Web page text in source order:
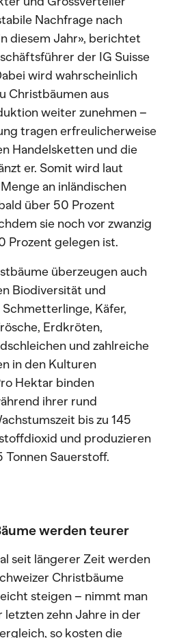
Nachfrage nach
diesem Jahr», berichtet
der IG Suisse
wird wahrscheinlich
Christbäumen aus
weiter zunehmen –
tragen erfreulicherweise
Handelsketten und die
er. Somit wird laut
an inländischen
über 50 Prozent
sie noch vor zwanzig
Prozent gelegen ist.
überzeugen auch
Biodiversität und
Käfer,
Erdkröten,
und zahlreiche
in den Kulturen
Hektar binden
ihrer rund
bis zu 145
und produzieren
Sauerstoff.
werden teurer
seit längerer Zeit werden
Christbäume
steigen – nimmt man
letzten zehn Jahre in der
so kosten die